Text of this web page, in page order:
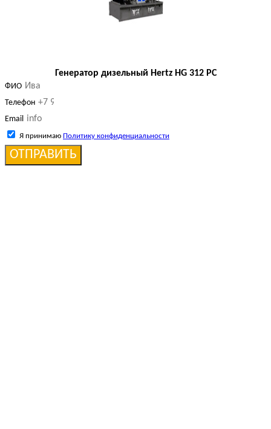
Генератор дизельный Hertz HG 312 PC
ФИО
Телефон
Email
Я принимаю Политику конфиденциальности
ОТПРАВИТЬ